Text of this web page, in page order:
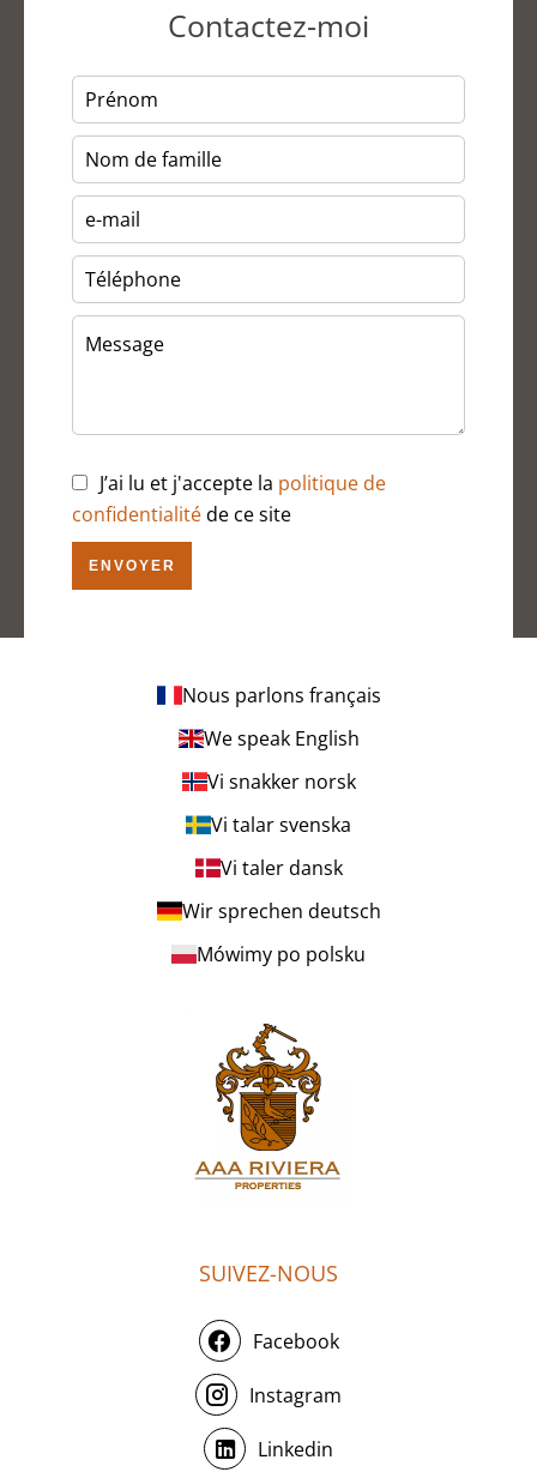
Contactez-moi
J’ai lu et j'accepte la politique de
confidentialitéde ce site
ENVOYER
Nous parlons français
We speak English
Vi snakker norsk
Vi talar svenska
Vi taler dansk
Wir sprechen deutsch
Mówimy po polsku
SUIVEZ-NOUS
Facebook
Instagram
Linkedin